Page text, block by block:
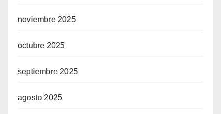
noviembre 2025
octubre 2025
septiembre 2025
agosto 2025